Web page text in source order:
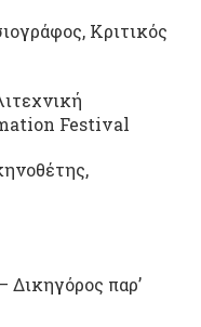
Κριτικός
Festival
Δικηγόρος παρ’